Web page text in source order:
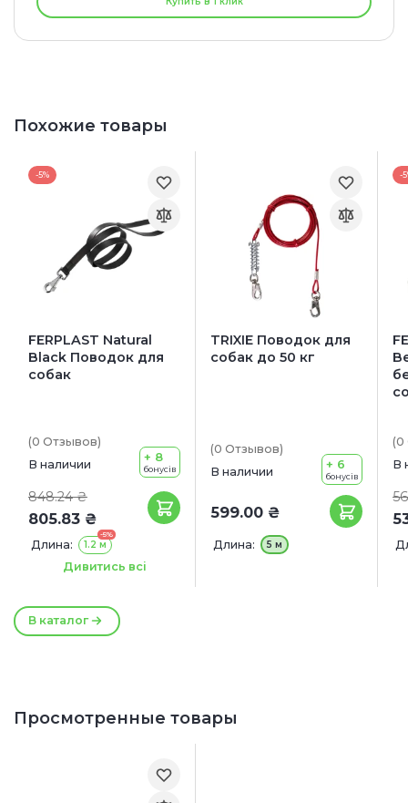
Похожие товары
В каталог
-5%
FERPLAST Natural
Black Поводок для
собак
(0 Отзывов)
В наличии
848.24 ₴
805.83 ₴
+ 8
бонусів
Длина:
-5%
1.2 м
Ширина: 10 мм
15 мм
Дивитись всі
TRIXIE Поводок для
собак до 50 кг
(0 Отзывов)
В наличии
599.00 ₴
+ 6
бонусів
Длина: 5 м
-
(0
В
Просмотренные товары